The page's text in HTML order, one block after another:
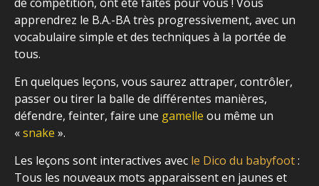
apprendrez le B.A.-BA très progressivement, avec un
vocabulaire simple et des techniques à la portée de
tous.
En quelques leçons, vous saurez attraper, contrôler,
passer ou tirer la balle de différentes manières,
défendre, feinter, faire une gamelle ou même un
«snake ».
Les leçons sont interactives avec le Dico du babyfoot:
Tous les nouveaux mots apparaissent en jaunes et